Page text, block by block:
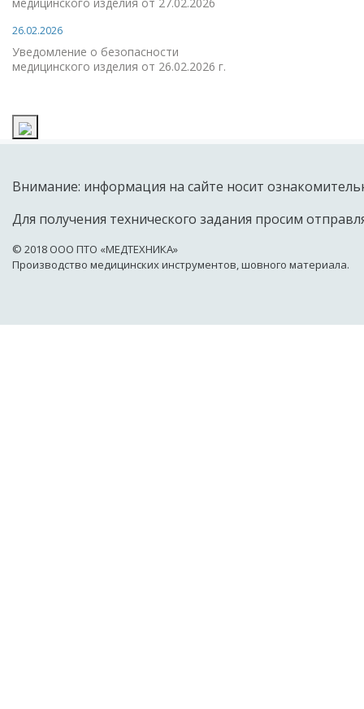
26.02.2026
Уведомление о безопасности
медицинского изделия от 26.02.2026 г.
Внимание: информация на сайте носит
Для получения технического задания просим
© 2018 OOO ПТО «МЕДТЕХНИКА»
Производство медицинских инструментов, шовного материала.